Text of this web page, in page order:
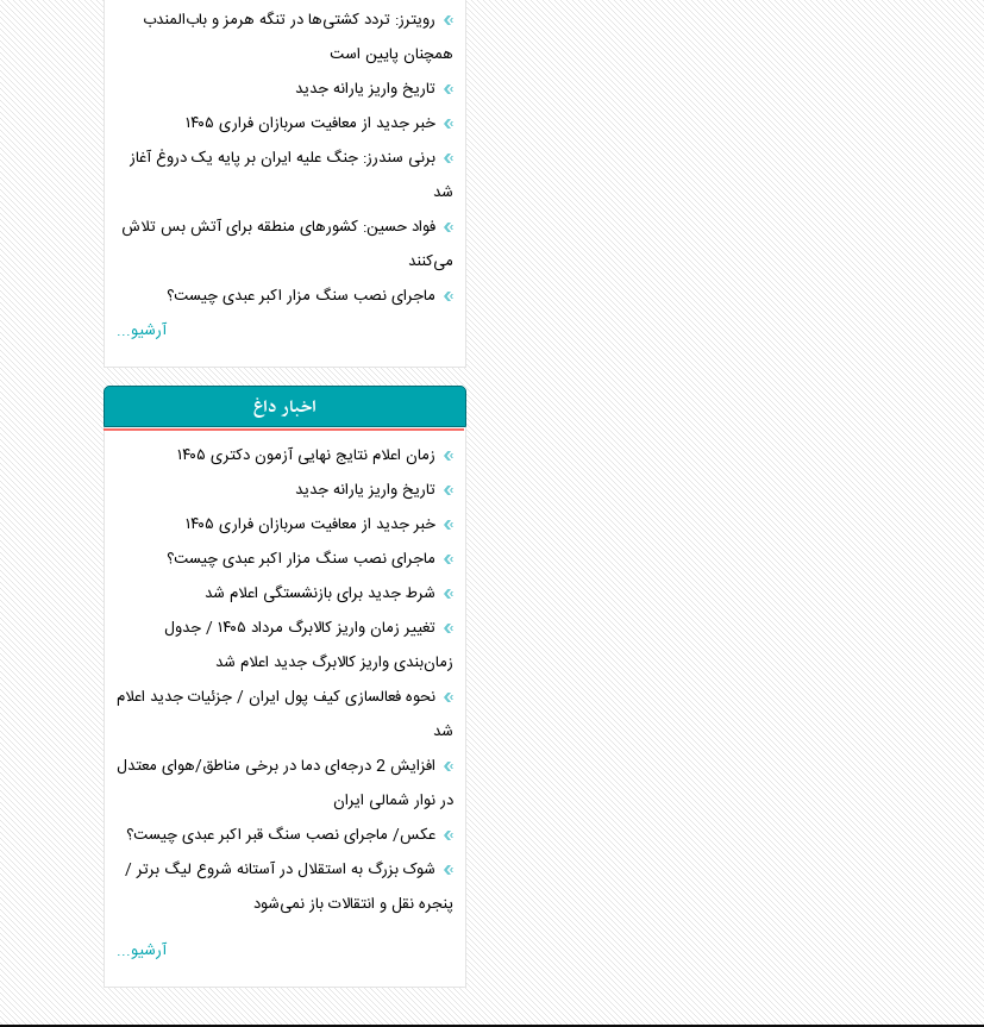
رویترز: تردد کشتی‌ها در تنگه هرمز و باب‌المندب
همچنان پایین است
تاریخ واریز یارانه جدید
خبر جدید از معافیت سربازان فراری ۱۴۰۵
برنی سندرز: جنگ علیه ایران بر پایه یک دروغ آغاز
شد
فواد حسین: کشورهای منطقه برای آتش بس تلاش
می‌کنند
ماجرای نصب سنگ مزار اکبر عبدی چیست؟
آرشیو...
اخبار داغ
زمان اعلام نتایج نهایی آزمون دکتری ۱۴۰۵
تاریخ واریز یارانه جدید
خبر جدید از معافیت سربازان فراری ۱۴۰۵
ماجرای نصب سنگ مزار اکبر عبدی چیست؟
شرط جدید برای بازنشستگی اعلام شد
تغییر زمان واریز کالابرگ مرداد ۱۴۰۵ / جدول
زمان‌بندی واریز کالابرگ جدید اعلام شد
نحوه فعالسازی کیف پول ایران / جزئیات جدید اعلام
شد
افزایش 2 درجه‌ای دما در برخی مناطق/هوای معتدل
در نوار شمالی ایران
عکس/ ماجرای نصب سنگ قبر اکبر عبدی چیست؟
شوک بزرگ به استقلال در آستانه شروع لیگ برتر /
پنجره نقل و انتقالات باز نمی‌شود
آرشیو...